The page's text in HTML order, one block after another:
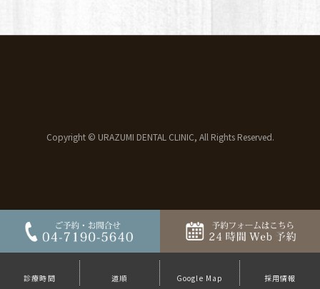
Copyright © URAZUMI DENTAL CLINIC, All Rights Reserved.
診療時間 道順 Google Map 採用情報